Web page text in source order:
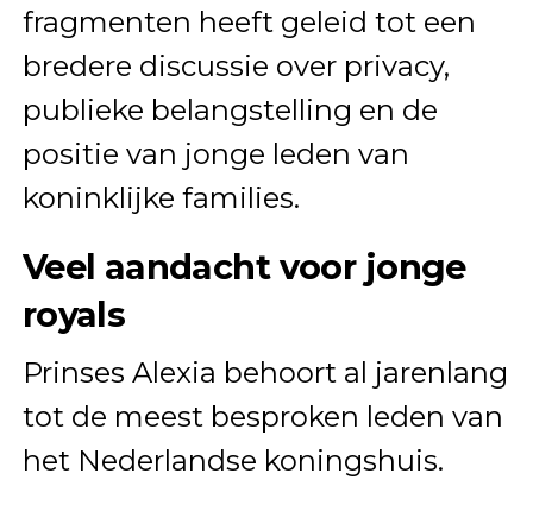
fragmenten heeft geleid tot een
bredere discussie over privacy,
publieke belangstelling en de
positie van jonge leden van
koninklijke families.
Veel aandacht voor jonge
royals
Prinses Alexia behoort al jarenlang
tot de meest besproken leden van
het Nederlandse koningshuis.